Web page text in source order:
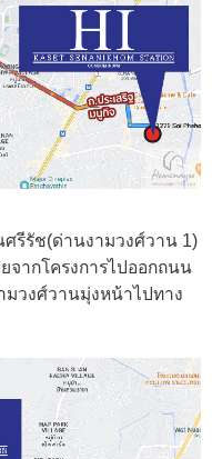
รีรัช(ด่านงามวงศ์วาน 1)
จากโครงการไปออกถนน
มวงศ์วานมุ่งหน้าไปทาง